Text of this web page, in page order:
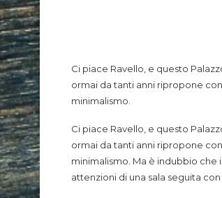
Ci piace Ravello, e questo
ormai da tanti anni ripropone
minimalismo.
Ci piace Ravello, e questo
ormai da tanti anni ripropone
minimalismo. Ma è indubbio che
attenzioni di una sala seguita